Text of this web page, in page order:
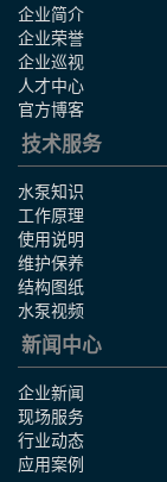
企业简介
企业荣誉
企业巡视
人才中心
官方博客
技术服务
水泵知识
工作原理
使用说明
维护保养
结构图纸
水泵视频
新闻中心
企业新闻
现场服务
行业动态
应用案例